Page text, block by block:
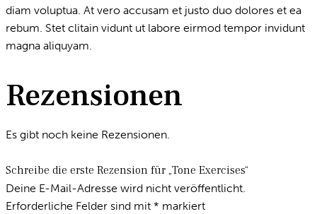
diam voluptua. At vero accusam et justo duo dolores et ea
rebum. Stet clitain vidunt ut labore eirmod tempor invidunt
magna aliquyam.
Rezensionen
Es gibt noch keine Rezensionen.
Schreibe die erste Rezension für „Tone Exercises“
Deine E-Mail-Adresse wird nicht veröffentlicht.
Erforderliche Felder sind mit * markiert